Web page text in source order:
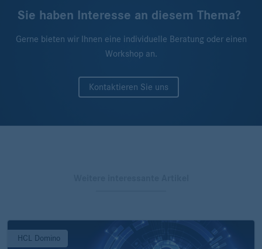
Sie haben Interesse an diesem Thema?
Gerne bieten wir Ihnen eine individuelle Beratung oder einen
Workshop an.
Kontaktieren Sie uns
HCL Domino